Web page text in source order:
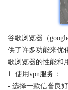
谷歌浏览器（
供了许多功能来优
歌浏览器的性能和
1. 使用vpn服务：
- 选择一款信誉良